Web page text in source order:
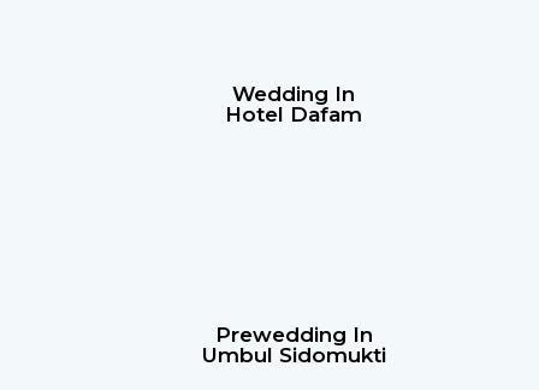
Wedding In
Hotel Dafam
Prewedding In
Umbul Sidomukti